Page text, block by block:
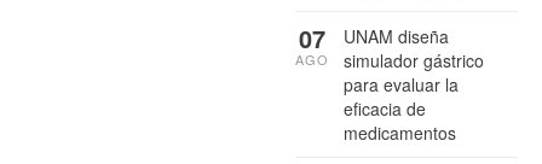
UNAM diseña
simulador gástrico
para evaluar la
eficacia de
medicamentos
07
AGO